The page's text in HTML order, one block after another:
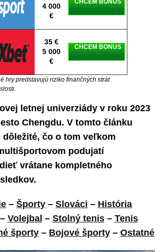
4 000
€
CHCEM BONUS
35 €
5 000
€
CHCEM BONUS
hry predstavujú riziko finančných strát
letnej univerziády v roku 2023
Chengdu. V tomto článku
dôležité, čo o tom veľkom
podujatí
vrátane kompletného
– Športy – Slováci – História
– Volejbal – Stolný tenis– Tenis
športy – Bojové športy – Ostatné